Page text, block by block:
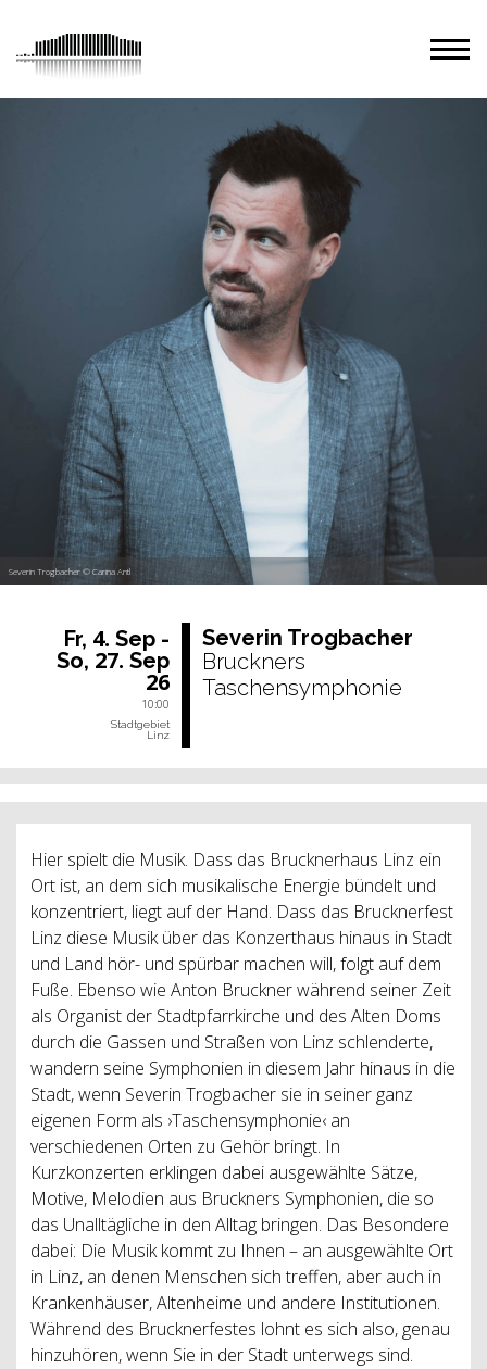
Severin Trogbacher © Carina Antl
Fr, 4. Sep -
So, 27. Sep
26
10:00
Stadtgebiet
Linz
Se­ve­rin Trog­ba­cher
Bruckners
Taschensymphonie
Hier spielt die Musik. Dass das Brucknerhaus Linz ein
Ort ist, an dem sich musikalische Energie bündelt und
konzentriert, liegt auf der Hand. Dass das Brucknerfest
Linz diese Musik über das Konzerthaus hinaus in Stadt
und Land hör- und spürbar machen will, folgt auf dem
Fuße. Ebenso wie Anton Bruckner während seiner Zeit
als Organist der Stadtpfarrkirche und des Alten Doms
durch die Gassen und Straßen von Linz schlenderte,
wandern seine Symphonien in diesem Jahr hinaus in die
Stadt, wenn Severin Trogbacher sie in seiner ganz
eigenen Form als ›Taschensymphonie‹ an
verschiedenen Orten zu Gehör bringt. In
Kurzkonzerten erklingen dabei ausgewählte Sätze,
Motive, Melodien aus Bruckners Symphonien, die so
das Unalltägliche in den Alltag bringen. Das Besondere
dabei: Die Musik kommt zu Ihnen – an ausgewählte Ort
in Linz, an denen Menschen sich treffen, aber auch in
Krankenhäuser, Altenheime und andere Institutionen.
Während des Brucknerfestes lohnt es sich also, genau
hinzuhören, wenn Sie in der Stadt unterwegs sind.